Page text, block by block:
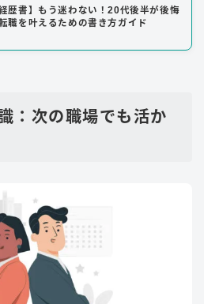
経歴書】もう迷わない！20代後半が後悔
職を叶えるための書き方ガイド
：次の職場でも活か